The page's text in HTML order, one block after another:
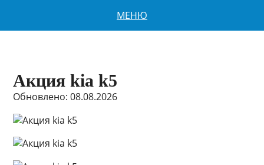
МЕНЮ
Акция kia k5
Обновлено: 08.08.2026